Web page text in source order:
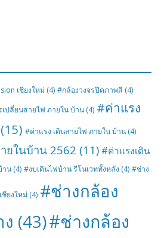
เชียงใหม่ (4) #กล้องวงจรปิดภาพสี (4)
เปลี่ยนสายไฟ ภายใน บ้าน (4) #ค่าแรง
(15) #ค่าแรง เดินสายไฟ ภายใน บ้าน (4)
ยในบ้าน 2562 (11) #ค่าแรงเดิน
าน (4) #งบเดินไฟบ้าน รีโนเวททั้งหลัง (4) #ช่าง
ยงใหม่ (4) #ช่างกล้อง
(43)#ช่างกล้อง